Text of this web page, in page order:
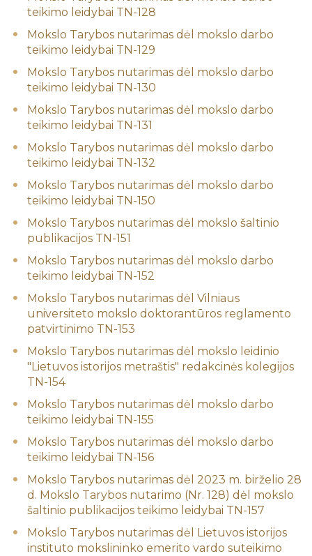
teikimo leidybai TN-128
Mokslo Tarybos nutarimas dėl mokslo darbo
teikimo leidybai TN-129
Mokslo Tarybos nutarimas dėl mokslo darbo
teikimo leidybai TN-130
Mokslo Tarybos nutarimas dėl mokslo darbo
teikimo leidybai TN-131
Mokslo Tarybos nutarimas dėl mokslo darbo
teikimo leidybai TN-132
Mokslo Tarybos nutarimas dėl mokslo darbo
teikimo leidybai TN-150
Mokslo Tarybos nutarimas dėl mokslo šaltinio
publikacijos TN-151
Mokslo Tarybos nutarimas dėl mokslo darbo
teikimo leidybai TN-152
Mokslo Tarybos nutarimas dėl Vilniaus
universiteto mokslo doktorantūros reglamento
patvirtinimo TN-153
Mokslo Tarybos nutarimas dėl mokslo leidinio
"Lietuvos istorijos metraštis" redakcinės kolegijos
TN-154
Mokslo Tarybos nutarimas dėl mokslo darbo
teikimo leidybai TN-155
Mokslo Tarybos nutarimas dėl mokslo darbo
teikimo leidybai TN-156
Mokslo Tarybos nutarimas dėl 2023 m. birželio 28
d. Mokslo Tarybos nutarimo (Nr. 128) dėl mokslo
šaltinio publikacijos teikimo leidybai TN-157
Mokslo Tarybos nutarimas dėl Lietuvos istorijos
instituto mokslininko emerito vardo suteikimo